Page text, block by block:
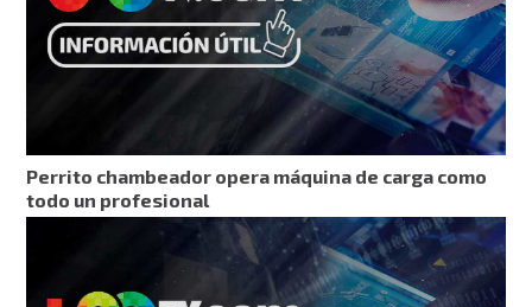
Perrito chambeador opera máquina de carga como
todo un profesional